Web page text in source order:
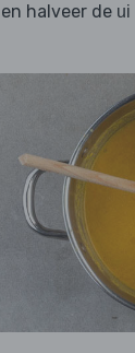
en halveer de ui